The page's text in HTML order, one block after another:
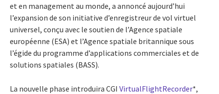
et en management au monde, a annoncé aujourd’hui
l’expansion de son initiative d’enregistreur de vol virtuel
universel, conçu avec le soutien de l’Agence spatiale
européenne (ESA) et l’Agence spatiale britannique sous
l’égide du programme d’applications commerciales et de
solutions spatiales (BASS).
La nouvelle phase introduira CGI VirtualFlightRecorder*,